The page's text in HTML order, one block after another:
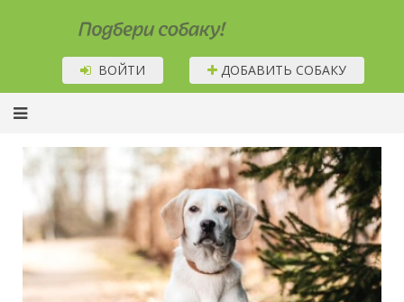
Подбери собаку!
ВОЙТИ ДОБАВИТЬ СОБАКУ